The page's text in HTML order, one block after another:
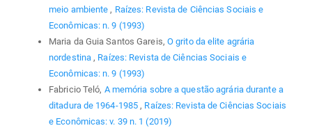
meio ambiente, Raízes: Revista de Ciências Sociais e
Econômicas: n. 9 (1993)
Maria da Guia Santos Gareis, O grito da elite agrária
nordestina, Raízes: Revista de Ciências Sociais e
Econômicas: n. 9 (1993)
Fabricio Teló, A memória sobre a questão agrária durante a
ditadura de 1964-1985, Raízes: Revista de Ciências Sociais
e Econômicas: v. 39 n. 1 (2019)